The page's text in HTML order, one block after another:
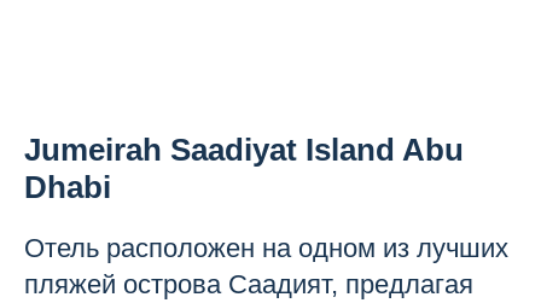
Jumeirah Saadiyat Island Abu
Dhabi
Отель расположен на одном из лучших
пляжей острова Саадият, предлагая